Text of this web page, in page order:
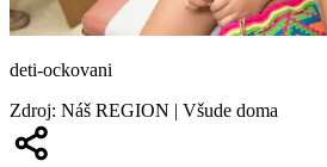
deti-ockovani
Zdroj: Náš REGION | Všude doma